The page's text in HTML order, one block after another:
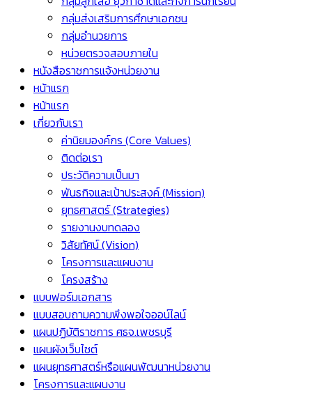
กลุ่มส่งเสริมการศึกษาเอกชน
กลุ่มอำนวยการ
หน่วยตรวจสอบภายใน
หนังสือราชการแจ้งหน่วยงาน
หน้าแรก
หน้าแรก
เกี่ยวกับเรา
ค่านิยมองค์กร (Core Values)
ติดต่อเรา
ประวัติความเป็นมา
พันธกิจและเป้าประสงค์ (Mission)
ยุทธศาสตร์ (Strategies)
รายงานงบทดลอง
วิสัยทัศน์ (Vision)
โครงการและแผนงาน
โครงสร้าง
แบบฟอร์มเอกสาร
แบบสอบถามความพึงพอใจออน์ไลน์
แผนปฏิบัติราชการ ศธจ.เพชรบุรี
แผนผังเว็บไซต์
แผนยุทธศาสตร์หรือแผนพัฒนาหน่วยงาน
โครงการและแผนงาน